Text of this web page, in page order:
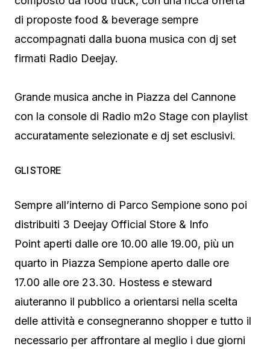
di proposte food & beverage sempre
accompagnati dalla buona musica con dj set
firmati Radio Deejay.
Grande musica anche in Piazza del Cannone
con la console di Radio m2o Stage con playlist
accuratamente selezionate e dj set esclusivi.
GLI STORE
Sempre all’interno di Parco Sempione sono poi
distribuiti 3 Deejay Official Store & Info
Point aperti dalle ore 10.00 alle 19.00, più un
quarto in Piazza Sempione aperto dalle ore
17.00 alle ore 23.30. Hostess e steward
aiuteranno il pubblico a orientarsi nella scelta
delle attività e consegneranno shopper e tutto il
necessario per affrontare al meglio i due giorni